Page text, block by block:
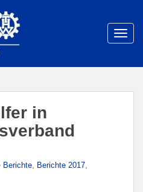
in
Berichte Berichte 2017